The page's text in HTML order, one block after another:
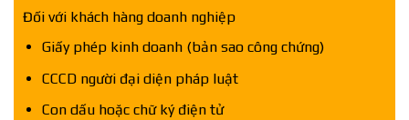
Đối với khách hàng doanh nghiệp
Giấy phép kinh doanh (bản sao công chứng)
CCCD người đại diện pháp luật
Con dấu hoặc chữ ký điện tử